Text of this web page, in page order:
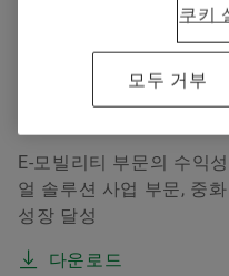
2026-05-12 | Seoul
셰플러 그룹, 2026
E-모빌리티 부문의 수익
얼 솔루션 사업 부문, 중
성장 달성
다운로드
쿠키
모두 거부